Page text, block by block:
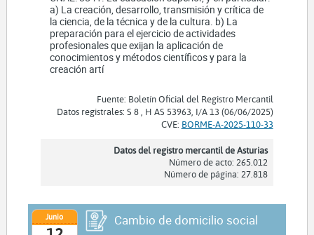
a) La creación, desarrollo, transmisión y crítica de
la ciencia, de la técnica y de la cultura. b) La
preparación para el ejercicio de actividades
profesionales que exijan la aplicación de
conocimientos y métodos científicos y para la
creación artí
Fuente: Boletín Oficial del Registro Mercantil
Datos registrales: S 8 , H AS 53963, I/A 13 (06/06/2025)
CVE: BORME-A-2025-110-33
Datos del registro mercantil de Asturias
Número de acto: 265.012
Número de página: 27.818
Junio Cambio de domicilio social